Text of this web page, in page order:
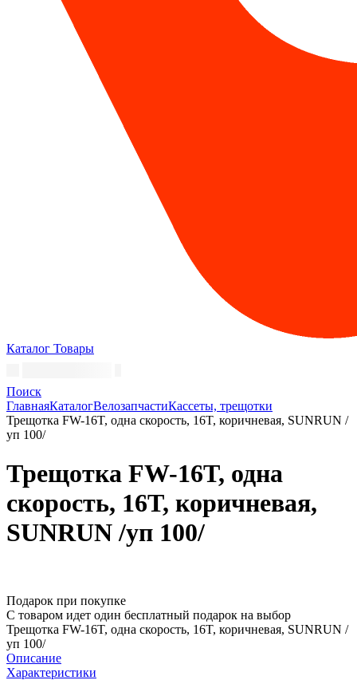
Каталог Товары
Поиск
ГлавнаяКаталогВелозапчастиКассеты, трещотки
Трещотка FW-16T, одна скорость, 16T, коричневая, SUNRUN /
уп 100/
Трещотка FW-16T, одна
скорость, 16T, коричневая,
SUNRUN /уп 100/
Подарок при покупке
С товаром идет один бесплатный подарок на выбор
Трещотка FW-16T, одна скорость, 16T, коричневая, SUNRUN /
уп 100/
Описание
Характеристики